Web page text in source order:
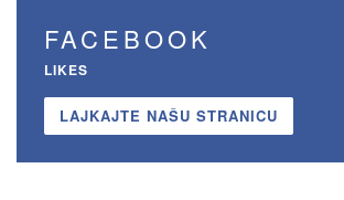
FACEBOOK
LIKES
LAJKAJTE NAŠU STRANICU